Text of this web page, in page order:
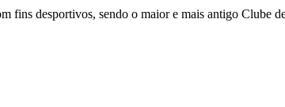
fins desportivos, sendo o maior e mais antigo Clube